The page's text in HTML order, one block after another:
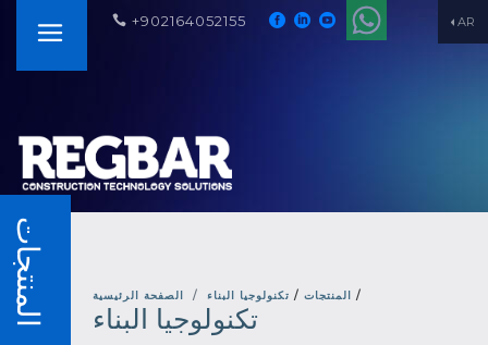
AR
+902164052155
الصفحة الرئيسية المنتجات / تكنولوجيا البناء /
تكنولوجيا البناء المنتجات